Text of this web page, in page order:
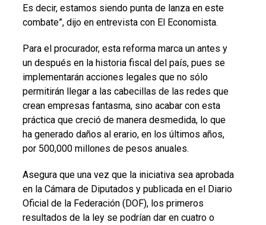
Es decir, estamos siendo punta de lanza en este
combate”, dijo en entrevista con El Economista.
Para el procurador, esta reforma marca un antes y
un después en la historia fiscal del país, pues se
implementarán acciones legales que no sólo
permitirán llegar a las cabecillas de las redes que
crean empresas fantasma, sino acabar con esta
práctica que creció de manera desmedida, lo que
ha generado daños al erario, en los últimos años,
por 500,000 millones de pesos anuales.
Asegura que una vez que la iniciativa sea aprobada
en la Cámara de Diputados y publicada en el Diario
Oficial de la Federación (DOF), los primeros
resultados de la ley se podrían dar en cuatro o